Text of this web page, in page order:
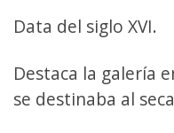
Data del siglo XVI.
Destaca la galería
se destinaba al